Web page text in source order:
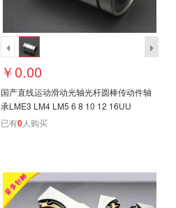
￥0.00
国产直线运动滑动光轴光杆圆棒传动件轴
承LME3 LM4 LM5 6 8 10 12 16UU
已有0人购买